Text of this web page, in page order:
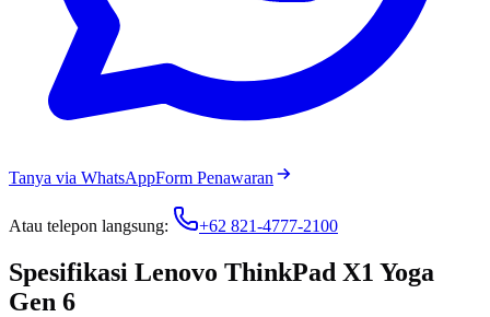
Tanya via WhatsAppForm Penawaran
Atau telepon langsung: +62 821-4777-2100
Spesifikasi Lenovo ThinkPad X1 Yoga
Gen 6